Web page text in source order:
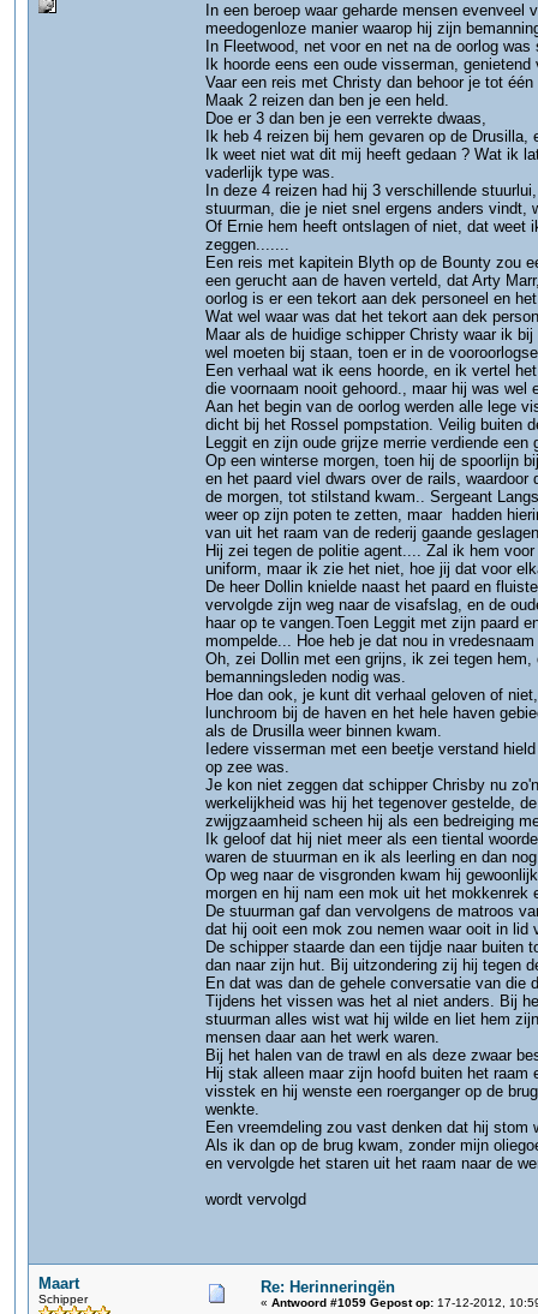
In een beroep waar geharde mensen
meedogenloze manier waarop hij zijn
In Fleetwood, net voor en net na de oorlog
Ik hoorde eens een oude visserman,
Vaar een reis met Christy dan behoor je tot
Maak 2 reizen dan ben je een held.
Doe er 3 dan ben je een verrekte dwaas,
Ik heb 4 reizen bij hem gevaren op de
Ik weet niet wat dit mij heeft gedaan ? Wat ik
vaderlijk type was.
In deze 4 reizen had hij 3 verschillende
stuurman, die je niet snel ergens anders vindt,
Of Ernie hem heeft ontslagen of niet, dat weet
zeggen.......
Een reis met kapitein Blyth op de Bounty zou
een gerucht aan de haven verteld, dat Arty
oorlog is er een tekort aan dek personeel en
Wat wel waar was dat het tekort aan dek
Maar als de huidige schipper Christy waar ik
wel moeten bij staan, toen er in de
Een verhaal wat ik eens hoorde, en ik vertel
die voornaam nooit gehoord., maar hij was wel
Aan het begin van de oorlog werden alle lege
dicht bij het Rossel pompstation. Veilig buiten
Leggit en zijn oude grijze merrie verdiende
Op een winterse morgen, toen hij de spoorlijn
en het paard viel dwars over de rails,
de morgen, tot stilstand kwam.. Sergeant
weer op zijn poten te zetten, maar hadden
van uit het raam van de rederij gaande
Hij zei tegen de politie agent.... Zal ik hem
uniform, maar ik zie het niet, hoe jij dat voor
De heer Dollin knielde naast het paard en
vervolgde zijn weg naar de visafslag, en de
haar op te vangen.Toen Leggit met zijn paard
mompelde... Hoe heb je dat nou in
Oh, zei Dollin met een grijns, ik zei tegen
bemanningsleden nodig was.
Hoe dan ook, je kunt dit verhaal geloven of
lunchroom bij de haven en het hele haven
als de Drusilla weer binnen kwam.
Iedere visserman met een beetje verstand
op zee was.
Je kon niet zeggen dat schipper Chrisby nu
werkelijkheid was hij het tegenover gestelde,
zwijgzaamheid scheen hij als een bedreiging
Ik geloof dat hij niet meer als een tiental
waren de stuurman en ik als leerling en dan
Op weg naar de visgronden kwam hij
morgen en hij nam een mok uit het mokkenrek
De stuurman gaf dan vervolgens de matroos
dat hij ooit een mok zou nemen waar ooit in lid
De schipper staarde dan een tijdje naar buiten
dan naar zijn hut. Bij uitzondering zij hij tegen
En dat was dan de gehele conversatie van die
Tijdens het vissen was het al niet anders. Bij
stuurman alles wist wat hij wilde en liet hem
mensen daar aan het werk waren.
Bij het halen van de trawl en als deze zwaar
Hij stak alleen maar zijn hoofd buiten het
visstek en hij wenste een roerganger op de
wenkte.
Een vreemdeling zou vast denken dat hij stom
Als ik dan op de brug kwam, zonder mijn
en vervolgde het staren uit het raam naar de
wordt vervolgd
Maart
Schipper
Re: Herinneringën
« Antwoord #1059 Gepost op: 17-12-2012,